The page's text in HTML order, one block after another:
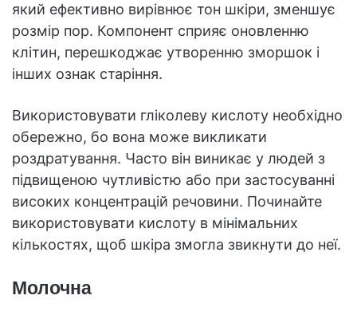
який ефективно вирівнює тон шкіри, зменшує
розмір пор. Компонент сприяє оновленню
клітин, перешкоджає утворенню зморшок і
інших ознак старіння.
Використовувати гліколеву кислоту необхідно
обережно, бо вона може викликати
роздратування. Часто він виникає у людей з
підвищеною чутливістю або при застосуванні
високих концентрацій речовини. Починайте
використовувати кислоту в мінімальних
кількостях, щоб шкіра змогла звикнути до неї.
Молочна